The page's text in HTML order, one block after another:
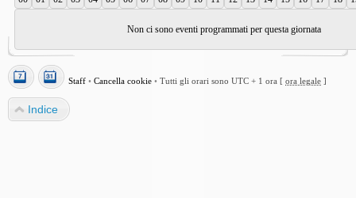
Non ci sono eventi programmati per questa giornata
Staff • Cancella cookie • Tutti gli orari sono UTC + 1 ora [ ora legale ]
Indice